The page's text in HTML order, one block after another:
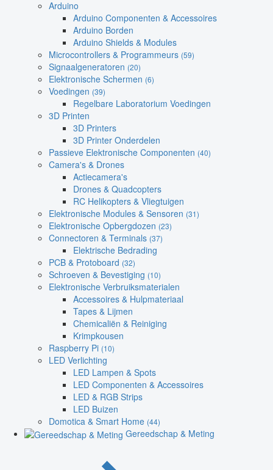
Arduino
Arduino Componenten & Accessoires
Arduino Borden
Arduino Shields & Modules
Microcontrollers & Programmeurs (59)
Signaalgeneratoren (20)
Elektronische Schermen (6)
Voedingen (39)
Regelbare Laboratorium Voedingen
3D Printen
3D Printers
3D Printer Onderdelen
Passieve Elektronische Componenten (40)
Camera's & Drones
Actiecamera's
Drones & Quadcopters
RC Helikopters & Vliegtuigen
Elektronische Modules & Sensoren (31)
Elektronische Opbergdozen (23)
Connectoren & Terminals (37)
Elektrische Bedrading
PCB & Protoboard (32)
Schroeven & Bevestiging (10)
Elektronische Verbruiksmaterialen
Accessoires & Hulpmateriaal
Tapes & Lijmen
Chemicaliën & Reiniging
Krimpkousen
Raspberry Pi (10)
LED Verlichting
LED Lampen & Spots
LED Componenten & Accessoires
LED & RGB Strips
LED Buizen
Domotica & Smart Home (44)
Gereedschap & Meting